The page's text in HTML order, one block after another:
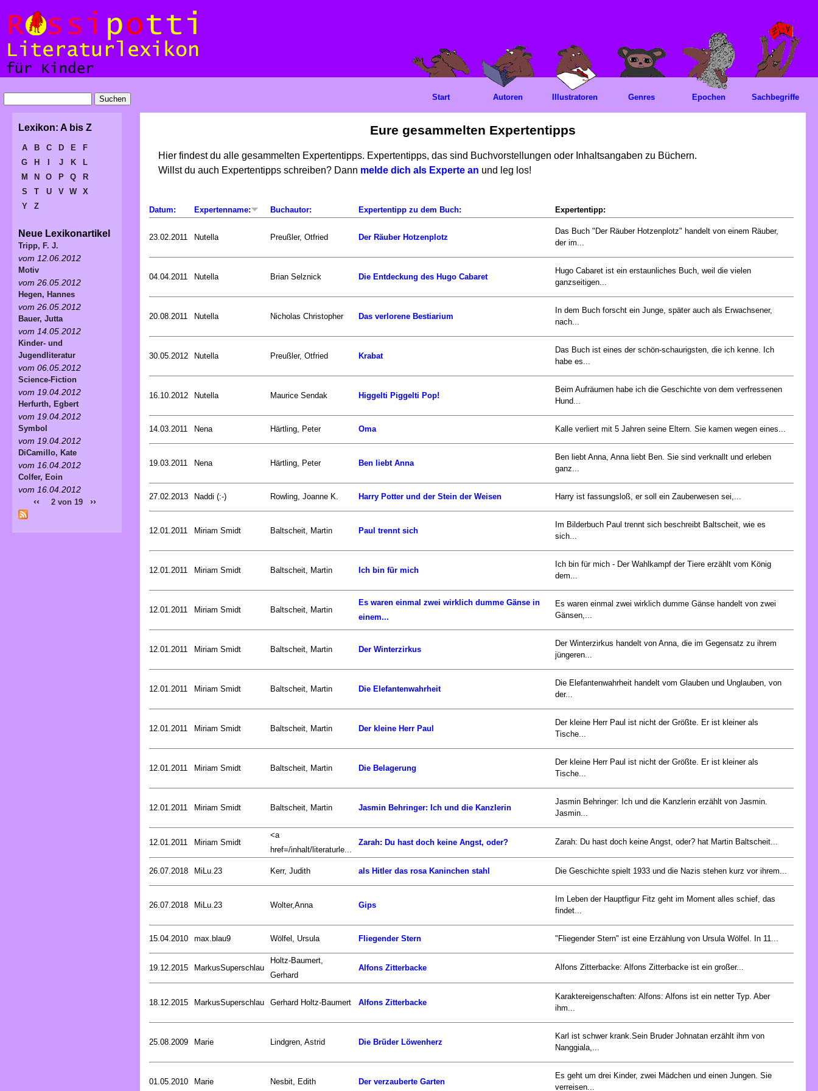
Eure gesammelten Expertentipps
Hier findest du alle gesammelten Expertentipps. Expertentipps, das sind Buchvorstellungen oder Inhaltsangaben zu Büchern.
Willst du auch Expertentipps schreiben? Dann melde dich als Experte an und leg los!
Datum: Expertenname: Buchautor: Expertentipp zu dem Buch: Expertentipp:
23.02.2011 Nutella Preußler, Otfried Der Räuber Hotzenplotz
Das Buch "Der Räuber Hotzenplotz" handelt von einem Räuber,
der im...
04.04.2011 Nutella Brian Selznick Die Entdeckung des Hugo Cabaret
Hugo Cabaret ist ein erstaunliches Buch, weil die vielen
ganzseitigen...
20.08.2011 Nutella Nicholas Christopher Das verlorene Bestiarium
In dem Buch forscht ein Junge, später auch als Erwachsener,
nach...
30.05.2012 Nutella Preußler, Otfried Krabat
Das Buch ist eines der schön-schaurigsten, die ich kenne. Ich
habe es...
16.10.2012 Nutella Maurice Sendak Higgelti Piggelti Pop!
Beim Aufräumen habe ich die Geschichte von dem verfressenen
Hund...
14.03.2011 Nena Härtling, Peter Oma Kalle verliert mit 5 Jahren seine Eltern. Sie kamen wegen eines...
19.03.2011 Nena Härtling, Peter Ben liebt Anna
Ben liebt Anna, Anna liebt Ben. Sie sind verknallt und erleben
ganz...
27.02.2013 Naddi (:-) Rowling, Joanne K. Harry Potter und der Stein der Weisen Harry ist fassungsloß, er soll ein Zauberwesen sei,...
12.01.2011 Miriam Smidt Baltscheit, Martin Paul trennt sich
Im Bilderbuch Paul trennt sich beschreibt Baltscheit, wie es
sich...
12.01.2011 Miriam Smidt Baltscheit, Martin Ich bin für mich
Ich bin für mich - Der Wahlkampf der Tiere erzählt vom König
dem...
12.01.2011 Miriam Smidt Baltscheit, Martin
Es waren einmal zwei wirklich dumme Gänse in
einem...
Es waren einmal zwei wirklich dumme Gänse handelt von zwei
Gänsen,...
12.01.2011 Miriam Smidt Baltscheit, Martin Der Winterzirkus
Der Winterzirkus handelt von Anna, die im Gegensatz zu ihrem
jüngeren...
12.01.2011 Miriam Smidt Baltscheit, Martin Die Elefantenwahrheit
Die Elefantenwahrheit handelt vom Glauben und Unglauben, von
der...
12.01.2011 Miriam Smidt Baltscheit, Martin Der kleine Herr Paul
Der kleine Herr Paul ist nicht der Größte. Er ist kleiner als
Tische...
12.01.2011 Miriam Smidt Baltscheit, Martin Die Belagerung
Der kleine Herr Paul ist nicht der Größte. Er ist kleiner als
Tische...
12.01.2011 Miriam Smidt Baltscheit, Martin Jasmin Behringer: Ich und die Kanzlerin
Jasmin Behringer: Ich und die Kanzlerin erzählt von Jasmin.
Jasmin...
12.01.2011 Miriam Smidt
<a
href=/inhalt/literaturle...
Zarah: Du hast doch keine Angst, oder? Zarah: Du hast doch keine Angst, oder? hat Martin Baltscheit...
26.07.2018 MiLu.23 Kerr, Judith als Hitler das rosa Kaninchen stahl Die Geschichte spielt 1933 und die Nazis stehen kurz vor ihrem...
26.07.2018 MiLu.23 Wolter,Anna Gips
Im Leben der Hauptfigur Fitz geht im Moment alles schief, das
findet...
15.04.2010 max.blau9 Wölfel, Ursula Fliegender Stern "Fliegender Stern" ist eine Erzählung von Ursula Wölfel. In 11...
19.12.2015 MarkusSuperschlau
Holtz-Baumert,
Gerhard
Alfons Zitterbacke Alfons Zitterbacke: Alfons Zitterbacke ist ein großer...
18.12.2015 MarkusSuperschlau Gerhard Holtz-Baumert Alfons Zitterbacke
Karaktereigenschaften: Alfons: Alfons ist ein netter Typ. Aber
ihm...
25.08.2009 Marie Lindgren, Astrid Die Brüder Löwenherz
Karl ist schwer krank.Sein Bruder Johnatan erzählt ihm von
Nanggiala,...
01.05.2010 Marie Nesbit, Edith Der verzauberte Garten
Es geht um drei Kinder, zwei Mädchen und einen Jungen. Sie
verreisen...
Start Autoren Illustratoren Genres Epochen Sachbegriffe
Lexikon: A bis Z
A B C D E
F
G
H J K
L
M
N O P Q
R
S
T U V W
X
Y
Z
Neue Lexikonartikel
Tripp, F. J.
vom 12.06.2012
Motiv
vom 26.05.2012
Hegen, Hannes
vom 26.05.2012
Bauer, Jutta
vom 14.05.2012
Kinder- und
Jugendliteratur
vom 06.05.2012
Science-Fiction
vom 19.04.2012
Herfurth, Egbert
vom 19.04.2012
Symbol
vom 19.04.2012
DiCamillo, Kate
vom 16.04.2012
Colfer, Eoin
vom 16.04.2012
‹‹ 2 von 19 ››